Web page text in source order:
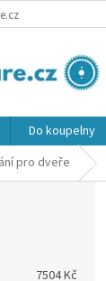
Do koupelny
pro dveře
7504Kč